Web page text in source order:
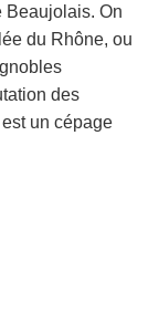
Beaujolais. On
du Rhône, ou
des
un cépage